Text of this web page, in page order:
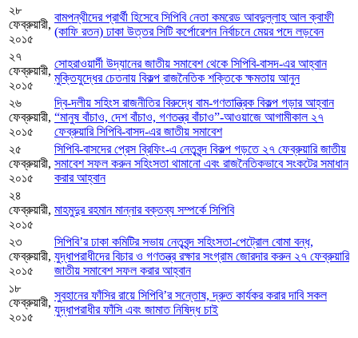
২৮
ফেব্রুয়ারী,
২০১৫
বামপন্থীদের প্রার্থী হিসেবে সিপিবি নেতা কমরেড আবদুল্লাহ আল ক্বাফী
(কাফি রতন) ঢাকা উত্তর সিটি কর্পোরেশন নির্বাচনে মেয়র পদে লড়বেন
২৭
ফেব্রুয়ারী,
২০১৫
সোহরাওয়ার্দী উদ্যানের জাতীয় সমাবেশ থেকে সিপিবি-বাসদ-এর আহ্বান
মুক্তিযুদ্ধের চেতনায় বিকল্প রাজনৈতিক শক্তিকে ক্ষমতায় আনুন
২৬
ফেব্রুয়ারী,
২০১৫
দ্বি-দলীয় সহিংস রাজনীতির বিরুদ্ধে বাম-গণতান্ত্রিক বিকল্প গড়ার আহ্বান
“মানুষ বাঁচাও, দেশ বাঁচাও, গণতন্ত্র বাঁচাও”-আওয়াজে আগামীকাল ২৭
ফেব্রুয়ারি সিপিবি-বাসদ-এর জাতীয় সমাবেশ
২৫
ফেব্রুয়ারী,
২০১৫
সিপিবি-বাসদের প্রেস ব্রিফিং-এ নেতৃবৃন্দ বিকল্প গড়তে ২৭ ফেব্রুয়ারি জাতীয়
সমাবেশ সফল করুন সহিংসতা থামানো এবং রাজনৈতিকভাবে সংকটের সমাধান
করার আহ্বান
২৪
ফেব্রুয়ারী,
২০১৫
মাহমুদুর রহমান মান্নার বক্তব্য সম্পর্কে সিপিবি
২৩
ফেব্রুয়ারী,
২০১৫
সিপিবি’র ঢাকা কমিটির সভায় নেতৃবৃন্দ সহিংসতা-পেট্রোল বোমা বন্ধ,
যুদ্ধাপরাধীদের বিচার ও গণতন্ত্র রক্ষার সংগ্রাম জোরদার করুন ২৭ ফেব্রুয়ারি
জাতীয় সমাবেশ সফল করার আহ্বান
১৮
ফেব্রুয়ারী,
২০১৫
সুবহানের ফাঁসির রায়ে সিপিবি’র সন্তোষ, দ্রুত কার্যকর করার দাবি সকল
যুদ্ধাপরাধীর ফাঁসি এবং জামাত নিষিদ্ধ চাই